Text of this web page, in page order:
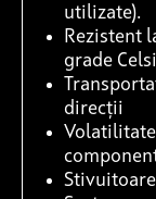
utilizate).
Rezistent
grade
direcții
Stivuitoare